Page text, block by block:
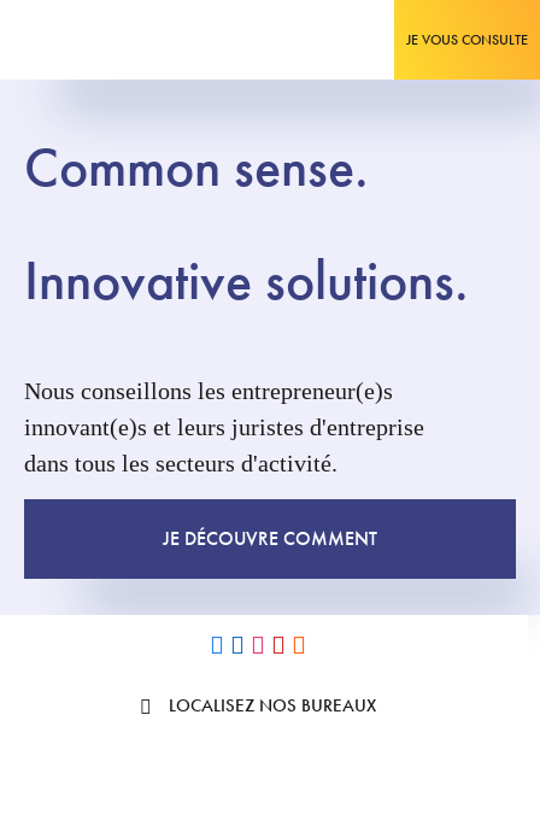
JE VOUS CONSULTE
Common sense.
Innovative solutions.
Nous conseillons les entrepreneur(e)s
innovant(e)s et leurs juristes d'entreprise
dans tous les secteurs d'activité.
JE DÉCOUVRE COMMENT
LOCALISEZ NOS BUREAUX